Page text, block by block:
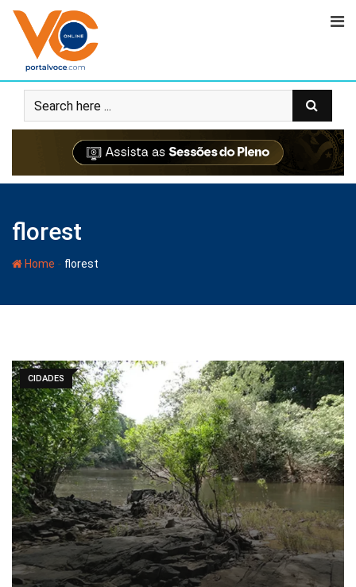
florest
Home - florest
CIDADES